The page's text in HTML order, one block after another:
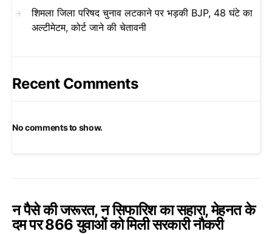
शिमला जिला परिषद चुनाव लटकाने पर भड़की BJP, 48 घंटे का
अल्टीमेटम, कोर्ट जाने की चेतावनी
Recent Comments
No comments to show.
न पैसे की जरूरत, न सिफारिश का सहारा, मेहनत के
दम पर 866 युवाओं को मिली सरकारी नौकरी